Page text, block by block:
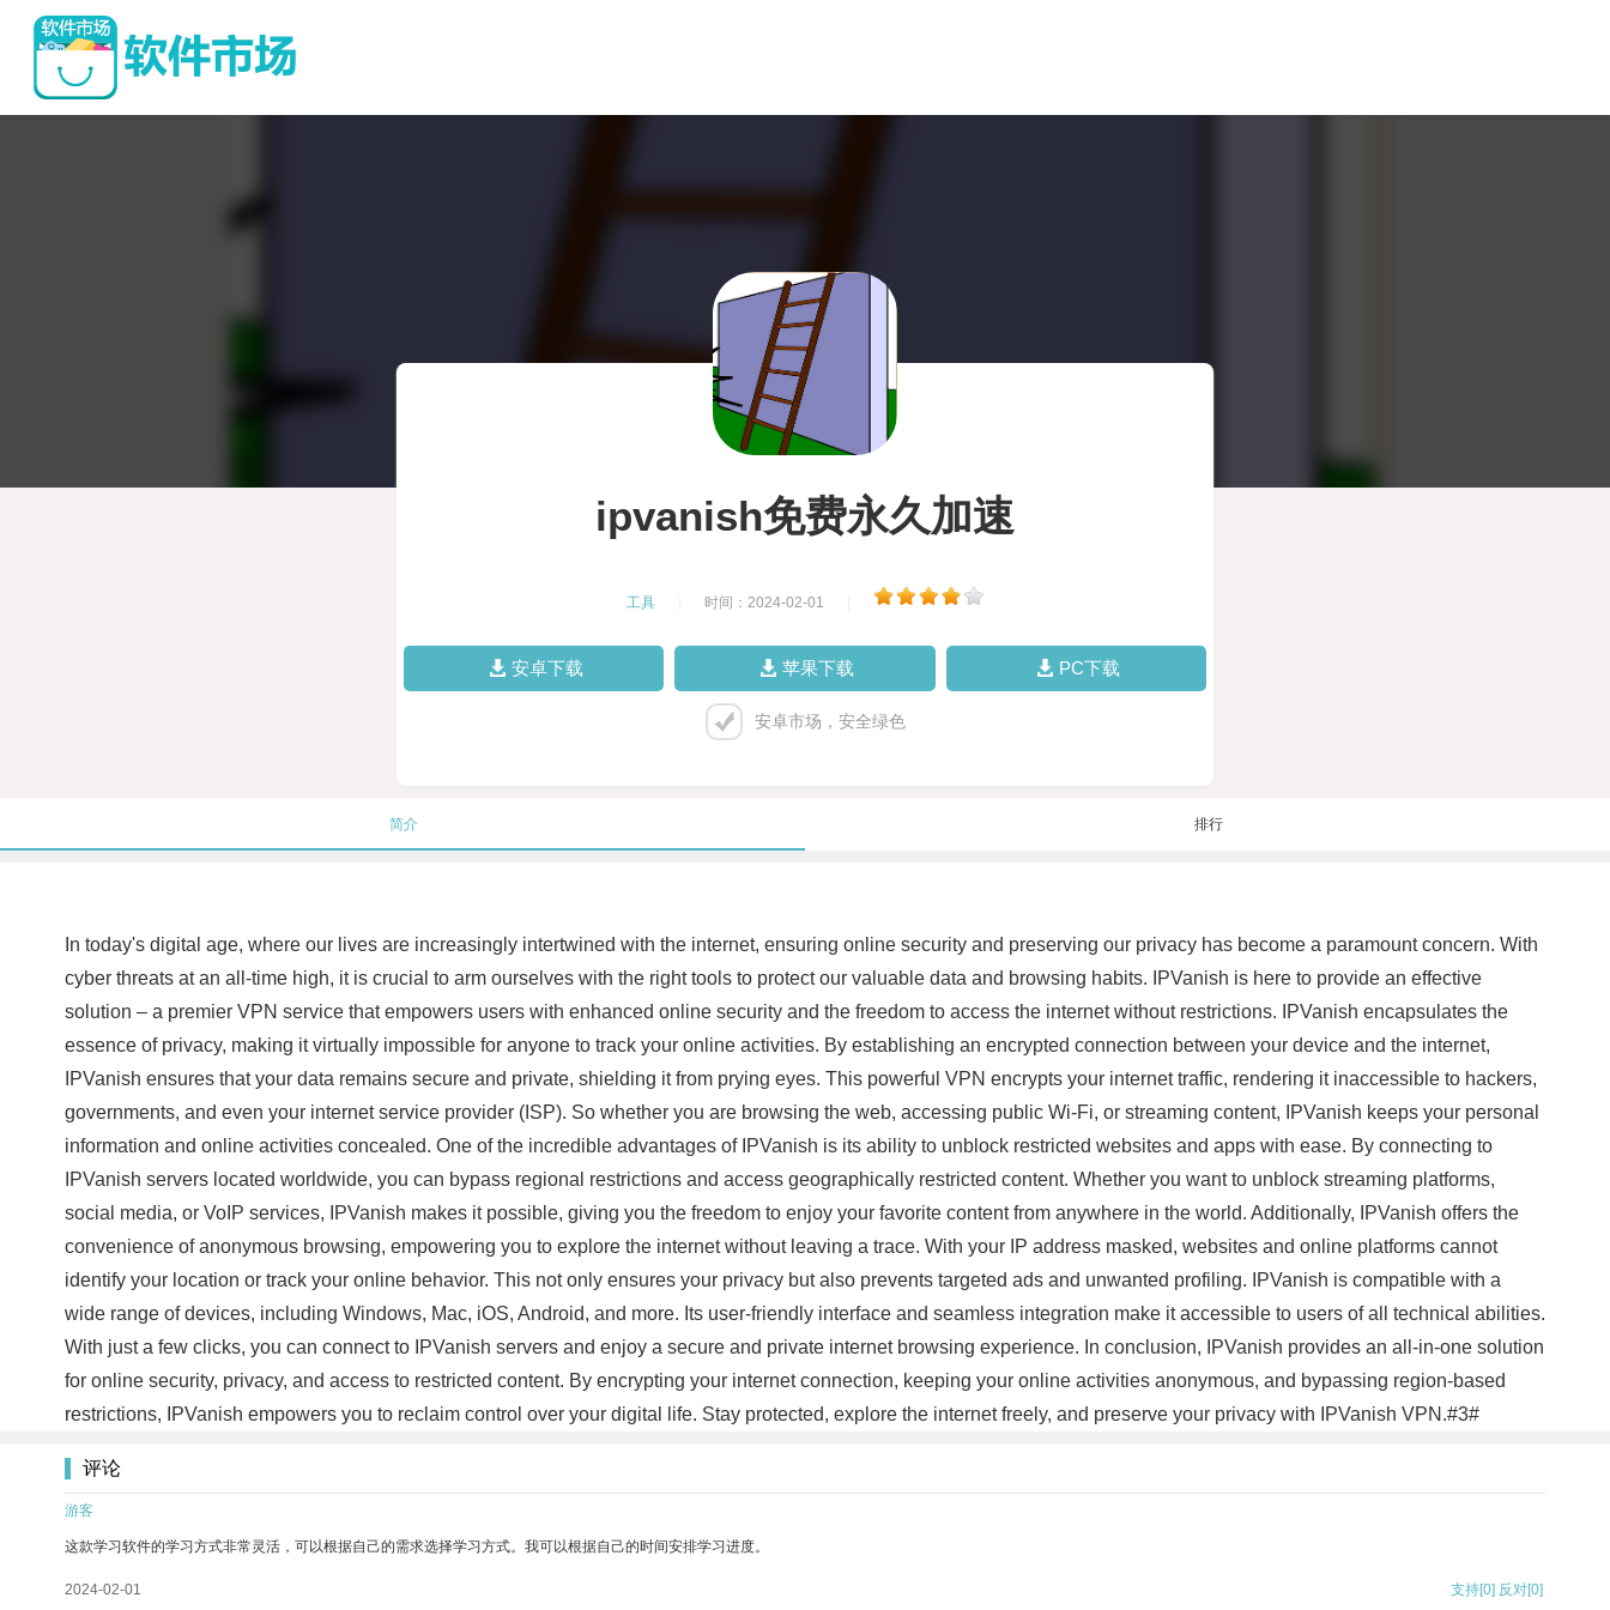
ipvanish免费永久加速
工具 时间：2024-02-01
安卓下载 苹果下载 PC下载
安卓市场，安全绿色
简介 排行
In today's digital age, where our lives are increasingly intertwined with the internet, ensuring online security and preserving our privacy has become a paramount concern. With
cyber threats at an all-time high, it is crucial to arm ourselves with the right tools to protect our valuable data and browsing habits. IPVanish is here to provide an effective
solution – a premier VPN service that empowers users with enhanced online security and the freedom to access the internet without restrictions. IPVanish encapsulates the
essence of privacy, making it virtually impossible for anyone to track your online activities. By establishing an encrypted connection between your device and the internet,
IPVanish ensures that your data remains secure and private, shielding it from prying eyes. This powerful VPN encrypts your internet traffic, rendering it inaccessible to hackers,
governments, and even your internet service provider (ISP). So whether you are browsing the web, accessing public Wi-Fi, or streaming content, IPVanish keeps your personal
information and online activities concealed. One of the incredible advantages of IPVanish is its ability to unblock restricted websites and apps with ease. By connecting to
IPVanish servers located worldwide, you can bypass regional restrictions and access geographically restricted content. Whether you want to unblock streaming platforms,
social media, or VoIP services, IPVanish makes it possible, giving you the freedom to enjoy your favorite content from anywhere in the world. Additionally, IPVanish offers the
convenience of anonymous browsing, empowering you to explore the internet without leaving a trace. With your IP address masked, websites and online platforms cannot
identify your location or track your online behavior. This not only ensures your privacy but also prevents targeted ads and unwanted profiling. IPVanish is compatible with a
wide range of devices, including Windows, Mac, iOS, Android, and more. Its user-friendly interface and seamless integration make it accessible to users of all technical abilities.
With just a few clicks, you can connect to IPVanish servers and enjoy a secure and private internet browsing experience. In conclusion, IPVanish provides an all-in-one solution
for online security, privacy, and access to restricted content. By encrypting your internet connection, keeping your online activities anonymous, and bypassing region-based
restrictions, IPVanish empowers you to reclaim control over your digital life. Stay protected, explore the internet freely, and preserve your privacy with IPVanish VPN.#3#
评论
游客
这款学习软件的学习方式非常灵活，可以根据自己的需求选择学习方式。我可以根据自己的时间安排学习进度。
2024-02-01 支持[0] 反对[0]